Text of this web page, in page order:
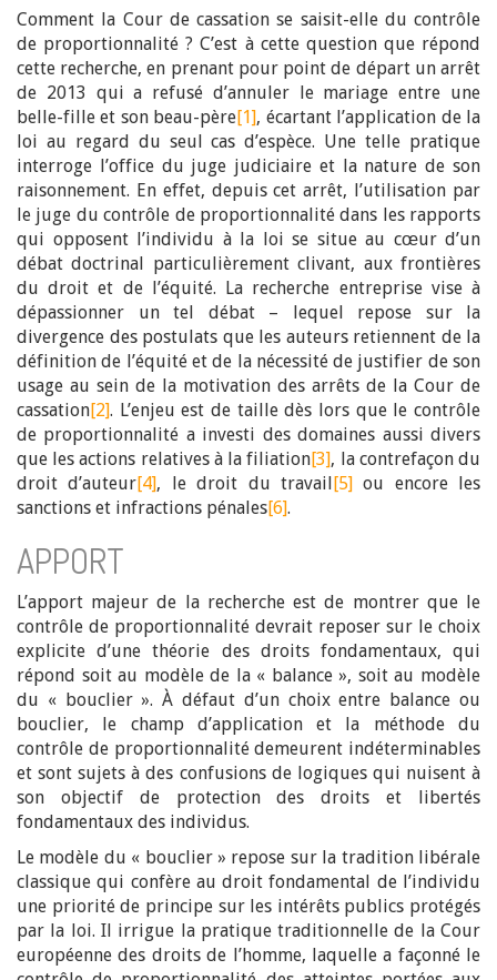
Comment la Cour de cassation se saisit-elle du contrôle
de proportionnalité ? C’est à cette question que répond
cette recherche, en prenant pour point de départ un arrêt
de 2013 qui a refusé d’annuler le mariage entre une
belle-fille et son beau-père[1], écartant l’application de la
loi au regard du seul cas d’espèce. Une telle pratique
interroge l’office du juge judiciaire et la nature de son
raisonnement. En effet, depuis cet arrêt, l’utilisation par
le juge du contrôle de proportionnalité dans les rapports
qui opposent l’individu à la loi se situe au cœur d’un
débat doctrinal particulièrement clivant, aux frontières
du droit et de l’équité. La recherche entreprise vise à
dépassionner un tel débat – lequel repose sur la
divergence des postulats que les auteurs retiennent de la
définition de l’équité et de la nécessité de justifier de son
usage au sein de la motivation des arrêts de la Cour de
cassation[2]. L’enjeu est de taille dès lors que le contrôle
de proportionnalité a investi des domaines aussi divers
que les actions relatives à la filiation[3], la contrefaçon du
droit d’auteur[4], le droit du travail[5]ou encore les
sanctions et infractions pénales[6].
APPORT
L’apport majeur de la recherche est de montrer que le
contrôle de proportionnalité devrait reposer sur le choix
explicite d’une théorie des droits fondamentaux, qui
répond soit au modèle de la « balance », soit au modèle
du « bouclier ». À défaut d’un choix entre balance ou
bouclier, le champ d’application et la méthode du
contrôle de proportionnalité demeurent indéterminables
et sont sujets à des confusions de logiques qui nuisent à
son objectif de protection des droits et libertés
fondamentaux des individus.
Le modèle du « bouclier » repose sur la tradition libérale
classique qui confère au droit fondamental de l’individu
une priorité de principe sur les intérêts publics protégés
par la loi. Il irrigue la pratique traditionnelle de la Cour
européenne des droits de l’homme, laquelle a façonné le